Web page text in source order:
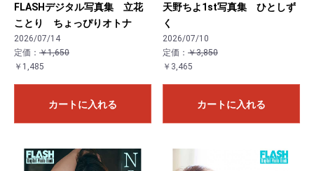
FLASHデジタル写真集 立花
ことり ちょっぴりオトナ
2026/07/14
定価： ￥1,650
￥1,485
カートに入れる
天野ちよ1st写真集 ひとしず
く
2026/07/10
定価： ￥3,850
￥3,465
カートに入れる